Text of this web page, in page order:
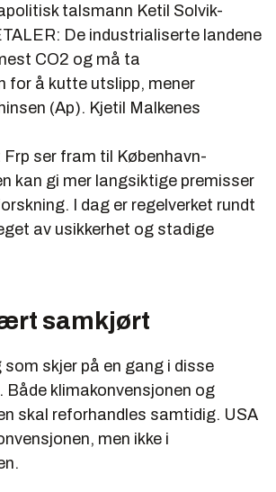
talsmann Ketil Solvik-
De industrialiserte landene
CO2 og må ta
for å kutte utslipp, mener
(Ap). Kjetil Malkenes
ser fram til København-
kan gi mer langsiktige premisser
I dag er regelverket rundt
av usikkerhet og stadige
samkjørt
som skjer på en gang i disse
Både klimakonvensjonen og
skal reforhandles samtidig. USA
men ikke i